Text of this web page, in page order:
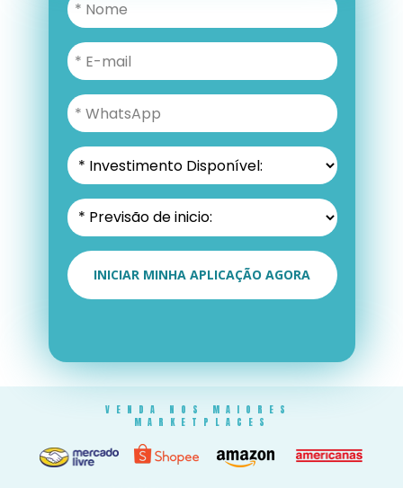
INICIAR MINHA APLICAÇÃO AGORA
VENDA NOS MAIORES
MARKETPLACES